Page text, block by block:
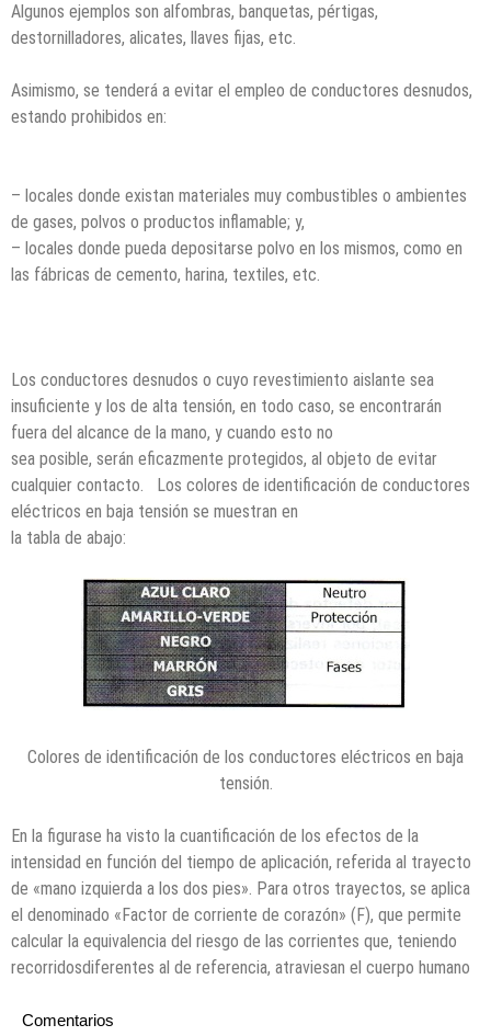
Algunos ejemplos son alfombras, banquetas, pértigas,
destornilladores, alicates, llaves fijas, etc.
Asimismo, se tenderá a evitar el empleo de conductores desnudos,
estando prohibidos en:
– locales donde existan materiales muy combustibles o ambientes
de gases, polvos o productos inflamable; y,
– locales donde pueda depositarse polvo en los mismos, como en
las fábricas de cemento, harina, textiles, etc.
Los conductores desnudos o cuyo revestimiento aislante sea
insuficiente y los de alta tensión, en todo caso, se encontrarán
fuera del alcance de la mano, y cuando esto no
sea posible, serán eficazmente protegidos, al objeto de evitar
cualquier contacto. Los colores de identificación de conductores
eléctricos en baja tensión se muestran en
la tabla de abajo:
Colores de identiﬁcación de los conductores eléctricos en baja
tensión.
En la figurase ha visto la cuantificación de los efectos de la
intensidad en función del tiempo de aplicación, referida al trayecto
de «mano izquierda a los dos pies». Para otros trayectos, se aplica
el denominado «Factor de corriente de corazón» (F), que permite
calcular la equivalencia del riesgo de las corrientes que, teniendo
recorridosdiferentes al de referencia, atraviesan el cuerpo humano
Comentarios